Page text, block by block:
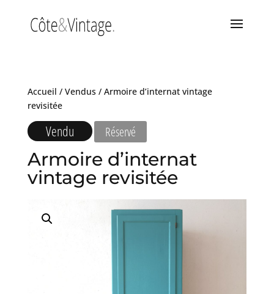
Accueil / Vendus/ Armoire d’internat vintage
revisitée
Vendu Réservé
Armoire d’internat
vintage revisitée